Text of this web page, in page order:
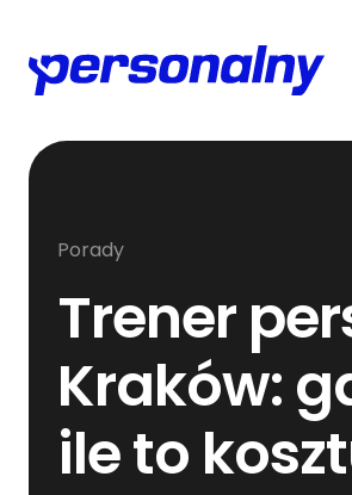
Porady
Trener
Kraków:
ile to